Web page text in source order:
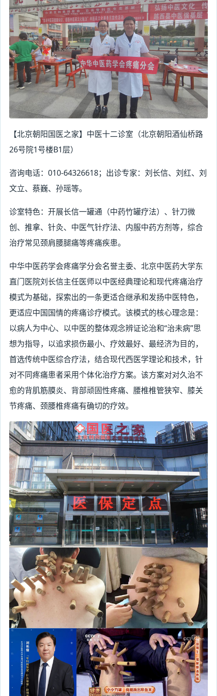
【北京朝阳国医之家】中医十二诊室（北京朝阳酒仙桥路
26号院1号楼B1层）
咨询电话：010-64326618；出诊专家：刘长信、刘红、刘
文立、蔡巍、孙瑶等。
诊室特色：开展长信一罐通（中药竹罐疗法）、针刀微
创、推拿、针灸、中医气针疗法、内服中药方剂等，综合
治疗常见颈肩腰腿痛等疼痛疾患。
中华中医药学会疼痛学分会名誉主委、北京中医药大学东
直门医院刘长信主任医师以中医经典理论和现代疼痛治疗
模式为基础，探索出的一条更适合继承和发扬中医特色，
更适应中国国情的疼痛诊疗模式。该模式的核心理念是：
以病人为中心、以中医的整体观念辨证论治和“治未病”思
想为指导，以追求损伤最小、疗效最好、最经济为目的，
首选传统中医综合疗法，结合现代西医学理论和技术，针
对不同疼痛患者采用个体化治疗方案。该方案对对久治不
愈的背肌筋膜炎、背部顽固性疼痛、腰椎椎管狭窄、膝关
节疼痛、颈腰椎疼痛有确切的疗效。